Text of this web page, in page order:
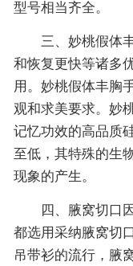
型号相当齐全。
三、妙桃假体丰
和恢复更快等诸多
用。妙桃假体丰胸
观和求美要求。妙
记忆功效的高品质
至低，其特殊的生
现象的产生。
四、腋窝切口因
都选用采纳腋窝切
吊带衫的流行，腋